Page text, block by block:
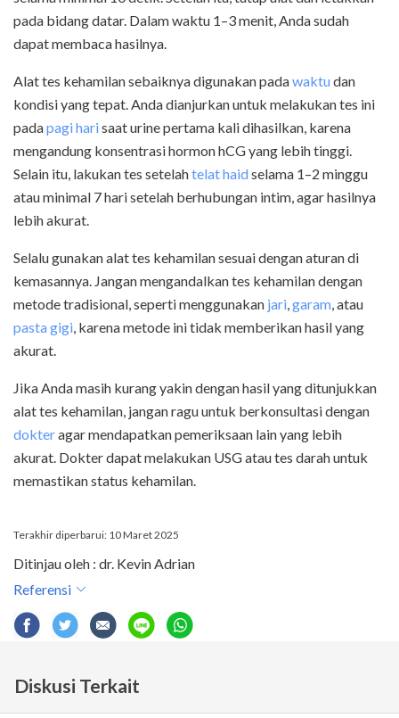
pada bidang datar. Dalam waktu 1–3 menit, Anda sudah
dapat membaca hasilnya.
Alat tes kehamilan sebaiknya digunakan padawaktudan
kondisi yang tepat. Anda dianjurkan untuk melakukan tes ini
padapagi harisaat urine pertama kali dihasilkan, karena
mengandung konsentrasi hormon hCG yang lebih tinggi.
Selain itu, lakukan tes setelahtelat haidselama 1–2 minggu
atau minimal 7 hari setelah berhubungan intim, agar hasilnya
lebih akurat.
Selalu gunakan alat tes kehamilan sesuai dengan aturan di
kemasannya. Jangan mengandalkan tes kehamilan dengan
metode tradisional, seperti menggunakan jari,garam, atau
pasta gigi, karena metode ini tidak memberikan hasil yang
akurat.
Jika Anda masih kurang yakin dengan hasil yang ditunjukkan
alat tes kehamilan, jangan ragu untuk berkonsultasi dengan
dokteragar mendapatkan pemeriksaan lain yang lebih
akurat. Dokter dapat melakukan USG atau tes darah untuk
memastikan status kehamilan.
Terakhir diperbarui: 10 Maret 2025